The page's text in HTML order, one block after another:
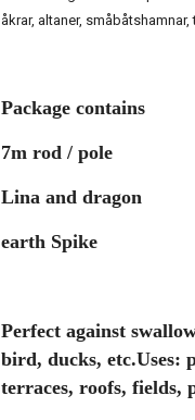
åkrar, altaner,
Package contains
7m rod / pole
Lina and dragon
earth Spike
Perfect against
bird, ducks, etc.Uses:
terraces, roofs, fields,